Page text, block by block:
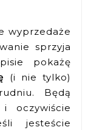
wyprzedaże
sprzyja
pokażę
(i nie tylko)
Będą
oczywiście
jesteście